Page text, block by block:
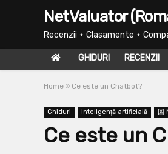
NetValuator
Recenzii ⋆ Clasamente ⋆
GHIDURI RECENZII
Home » Ce este un Chatbot?
Ghiduri Inteligenţă artificială 龱
Ce este un